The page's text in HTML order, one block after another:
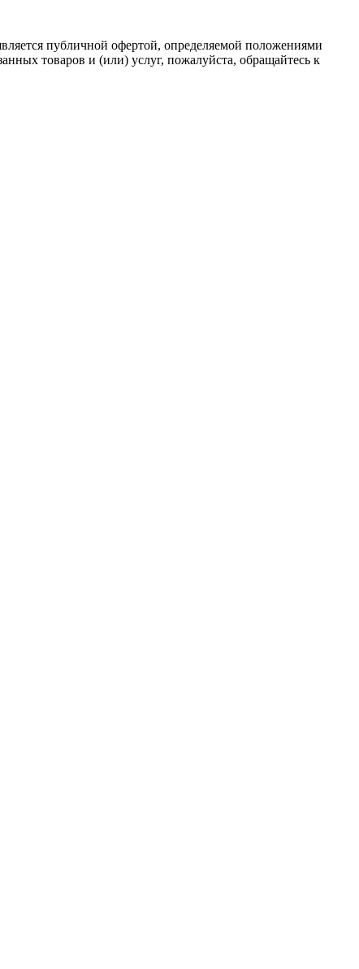
публичной офертой, определяемой положениями
товаров и (или) услуг, пожалуйста, обращайтесь к